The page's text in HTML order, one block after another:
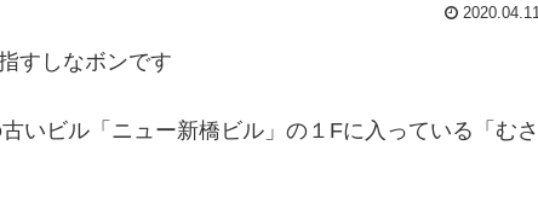
2020.04.11
すしなボンです
いビル「ニュー新橋ビル」の１Fに入っている「むさ